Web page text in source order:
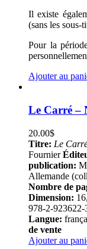
Il existe
(sans les sous-
Pour la
Ajouter au
Le Carré –
20.00$
Titre: Le
Fournier
publication:
Allemande
Nombre de
Dimension:
978-2-923622-
Langue:
de vente
Ajouter au